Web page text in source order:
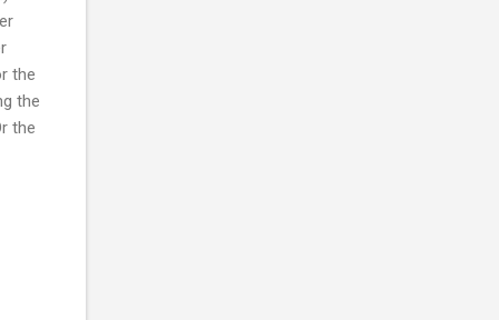
the
the
the